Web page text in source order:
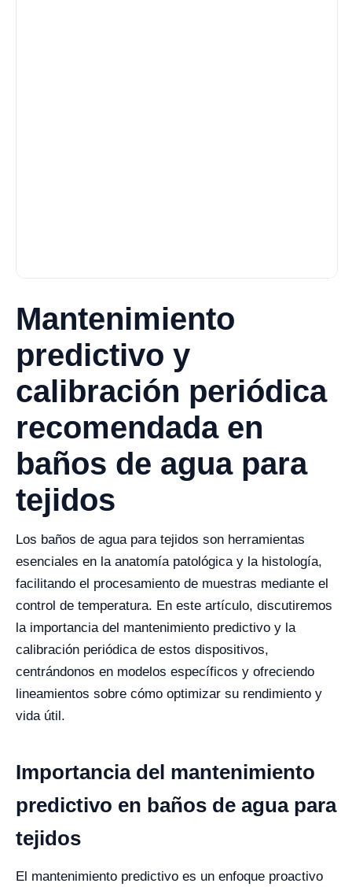
Mantenimiento
predictivo y
calibración periódica
recomendada en
baños de agua para
tejidos
Los baños de agua para tejidos son herramientas
esenciales en la anatomía patológica y la histología,
facilitando el procesamiento de muestras mediante el
control de temperatura. En este artículo, discutiremos
la importancia del mantenimiento predictivo y la
calibración periódica de estos dispositivos,
centrándonos en modelos específicos y ofreciendo
lineamientos sobre cómo optimizar su rendimiento y
vida útil.
Importancia del mantenimiento
predictivo en baños de agua para
tejidos
El mantenimiento predictivo es un enfoque proactivo